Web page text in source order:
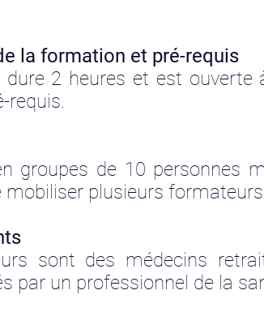
la formation et pré-requis
dure 2 heures et est
requis.
groupes de 10 personnes
mobiliser plusieurs
sont des médecins
par un professionnel de la